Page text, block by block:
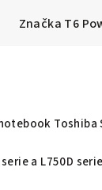
Značka T6
Toshiba
a L750D serie